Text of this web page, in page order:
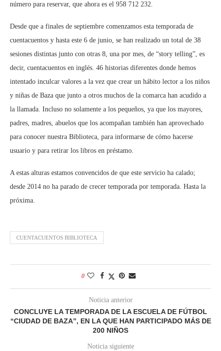
número para reservar, que ahora es el 958 712 232.
Desde que a finales de septiembre comenzamos esta temporada de
cuentacuentos y hasta este 6 de junio, se han realizado un total de 38
sesiones distintas junto con otras 8, una por mes, de “story telling”, es
decir, cuentacuentos en inglés. 46 historias diferentes donde hemos
intentado inculcar valores a la vez que crear un hábito lector a los niños
y niñas de Baza que junto a otros muchos de la comarca han acudido a
la llamada. Incluso no solamente a los pequeños, ya que los mayores,
padres, madres, abuelos que los acompañan también han aprovechado
para conocer nuestra Biblioteca, para informarse de cómo hacerse
usuario y para retirar los libros en préstamo.
A estas alturas estamos convencidos de que este servicio ha calado;
desde 2014 no ha parado de crecer temporada por temporada. Hasta la
próxima.
CUENTACUENTOS BIBLIOTECA
0
Noticia anterior
CONCLUYE LA TEMPORADA DE LA ESCUELA DE FÚTBOL
“CIUDAD DE BAZA”, EN LA QUE HAN PARTICIPADO MÁS DE
200 NIÑOS
Noticia siguiente